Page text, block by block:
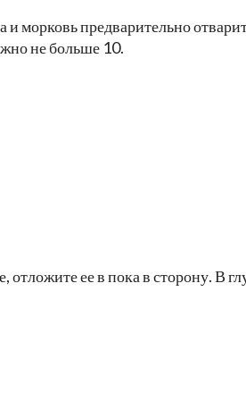
морковь предварительно
не больше 10.
ее в пока в сторону. В